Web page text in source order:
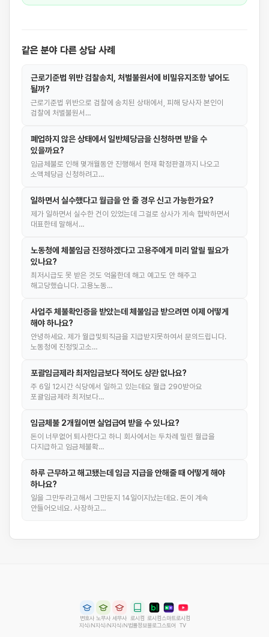
같은 분야 다른 상담 사례
근로기준법 위반 검찰송치, 처벌불원서에 비밀유지조항 넣어도
될까?
근로기준법 위반으로 검찰에 송치된 상태에서, 피해 당사자 본인이
검찰에 처벌불원서…
폐업하지 않은 상태에서 일반체당금을 신청하면 받을 수
있을까요?
임금체불로 인해 몇개월동안 진행해서 현재 확정판결까지 나오고
소액체당금 신청하려고…
일하면서 실수했다고 월급을 안 줄 경우 신고 가능한가요?
제가 일하면서 실수한 건이 있었는데 그걸로 상사가 게속 협박하면서
대표한테 말해서…
노동청에 체불임금 진정하겠다고 고용주에게 미리 알릴 필요가
있나요?
최저시급도 못 받은 것도 억울한데 해고 예고도 안 해주고
해고당했습니다. 고용노동…
사업주 체불확인증을 받았는데 체불임금 받으려면 이제 어떻게
해야 하나요?
안녕하세요. 제가 월급및퇴직금을 지급받지못하여서 문의드립니다.
노동청에 진정및고소…
포괄임금제라 최저임금보다 적어도 상관 없나요?
주 6일 12시간 식당에서 일하고 있는데요 월급 290받아요
포괄임금제라 최저보다…
임금체불 2개월이면 실업급여 받을 수 있나요?
돈이 너무없어 퇴사한다고 하니 회사에서는 두차례 밀린 월급을
다지급하고 임금체불확…
하루 근무하고 해고됐는데 임금 지급을 안해줄 때 어떻게 해야
하나요?
일을 그만두라고해서 그만둔지 14일이지났는데요. 돈이 계속
안들어오네요. 사장하고…
변호사
지식iN
노무사
지식iN
세무사
지식iN
로시컴
법률정보
로시컴
블로그
스마트
스토어
로시컴
TV